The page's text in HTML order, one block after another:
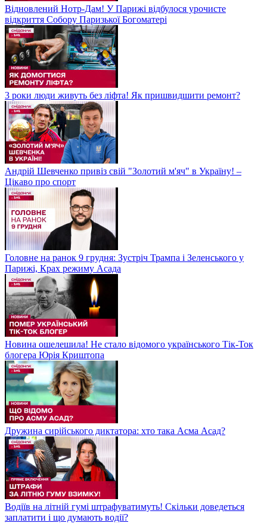
Відновлений Нотр-Дам! У Парижі відбулося урочисте
відкриття Собору Паризької Богоматері
3 роки люди живуть без ліфта! Як пришвидшити ремонт?
Андрій Шевченко привіз свій "Золотий м'яч" в Україну! –
Цікаво про спорт
Головне на ранок 9 грудня: Зустріч Трампа і Зеленського у
Парижі, Крах режиму Асада
Новина ошелешила! Не стало відомого українського Тік-Ток
блогера Юрія Криштопа
Дружина сирійського диктатора: хто така Асма Асад?
Водіїв на літній гумі штрафуватимуть! Скільки доведеться
заплатити і що думають водії?